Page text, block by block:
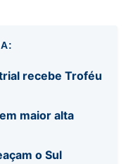
recebe Troféu
maior alta
o Sul